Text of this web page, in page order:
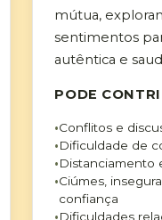
mútua,
sentimentos
autêntica e
PODE
Conflitos e
Dificuldade de
Distanciamento
Ciúmes,
confiança
Dificuldades